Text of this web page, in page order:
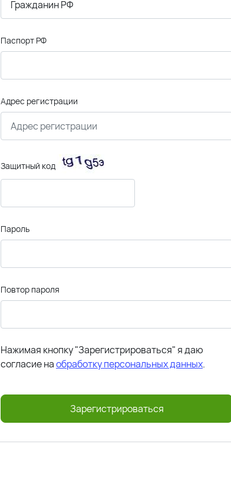
Паспорт РФ
Адрес регистрации
Защитный код
Пароль
Повтор пароля
Нажимая кнопку "Зарегистрироваться" я даю
согласие наобработку персональных данных.
Зарегистрироваться